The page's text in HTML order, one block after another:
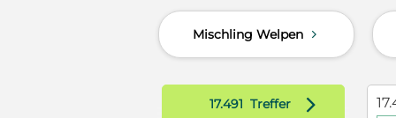
Mischling Welpen d
17.491 Treffer d